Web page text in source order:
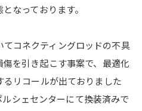
なっております。
てコネクティングロッドの不具
を引き起こす事案で、最適化
るリコールが出ておりました
シェセンターにて換装済みで